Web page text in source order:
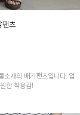
팬츠
소재의 배기팬츠입니다. 입
한 착용감!